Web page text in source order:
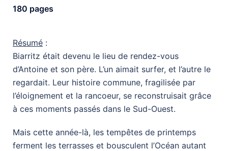
180 pages
Résumé :
Biarritz était devenu le lieu de rendez-vous
d’Antoine et son père. L’un aimait surfer, et l’autre le
regardait. Leur histoire commune, fragilisée par
l’éloignement et la rancoeur, se reconstruisait grâce
à ces moments passés dans le Sud-Ouest.
Mais cette année-là, les tempêtes de printemps
ferment les terrasses et bousculent l’Océan autant